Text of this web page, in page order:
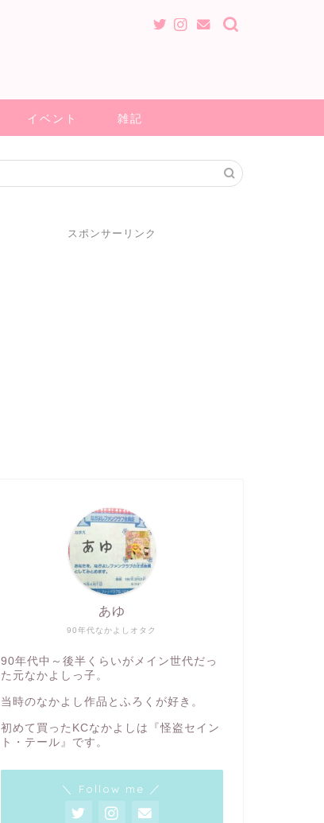
イベント 雑記
スポンサーリンク
90年代なかよしオタク
あゆ
90年代中～後半くらいがメイン世代だっ
た元なかよしっ子。
当時のなかよし作品とふろくが好き。
初めて買ったKCなかよしは『怪盗セイン
ト・テール』です。
＼ Follow me ／